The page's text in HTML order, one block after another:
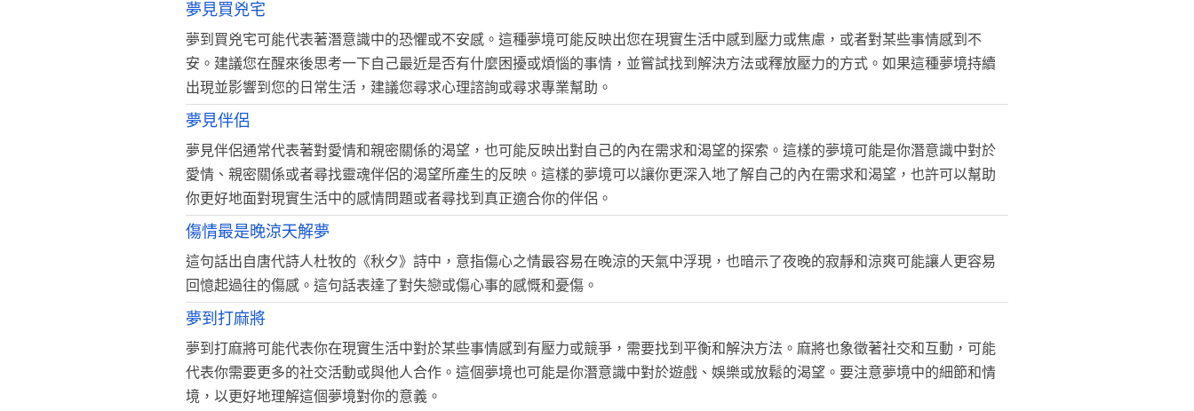
夢見買兇宅
夢到買兇宅可能代表著潛意識中的恐懼或不安感。這種夢境可能反映出您在現實生活中感到壓力或焦慮，或者對某些事情感到不
安。建議您在醒來後思考一下自己最近是否有什麼困擾或煩惱的事情，並嘗試找到解決方法或釋放壓力的方式。如果這種夢境持續
出現並影響到您的日常生活，建議您尋求心理諮詢或尋求專業幫助。
夢見伴侶
夢見伴侶通常代表著對愛情和親密關係的渴望，也可能反映出對自己的內在需求和渴望的探索。這樣的夢境可能是你潛意識中對於
愛情、親密關係或者尋找靈魂伴侶的渴望所產生的反映。這樣的夢境可以讓你更深入地了解自己的內在需求和渴望，也許可以幫助
你更好地面對現實生活中的感情問題或者尋找到真正適合你的伴侶。
傷情最是晚涼天解夢
這句話出自唐代詩人杜牧的《秋夕》詩中，意指傷心之情最容易在晚涼的天氣中浮現，也暗示了夜晚的寂靜和涼爽可能讓人更容易
回憶起過往的傷感。這句話表達了對失戀或傷心事的感慨和憂傷。
夢到打麻將
夢到打麻將可能代表你在現實生活中對於某些事情感到有壓力或競爭，需要找到平衡和解決方法。麻將也象徵著社交和互動，可能
代表你需要更多的社交活動或與他人合作。這個夢境也可能是你潛意識中對於遊戲、娛樂或放鬆的渴望。要注意夢境中的細節和情
境，以更好地理解這個夢境對你的意義。